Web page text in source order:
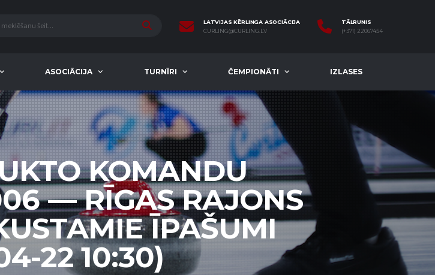
LATVIJAS KĒRLINGA ASOCIĀCIJA
CURLING@CURLING.LV
TĀLRUNIS
(+371) 22067454
ASOCIĀCIJA TURNĪRI ČEMPIONĀTI IZLASES
KOMANDU
— RĪGAS RAJONS
ĪPAŠUMI
22 10:30)